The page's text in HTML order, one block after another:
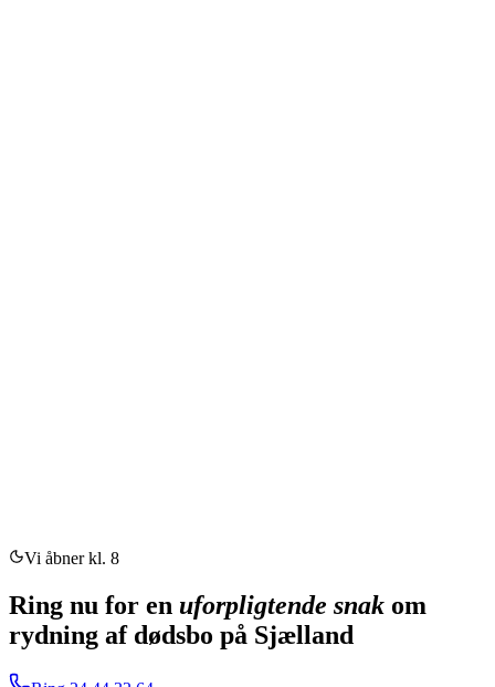
Vi åbner kl. 8
Ring nu for en uforpligtende snak om
rydning af dødsbo på Sjælland